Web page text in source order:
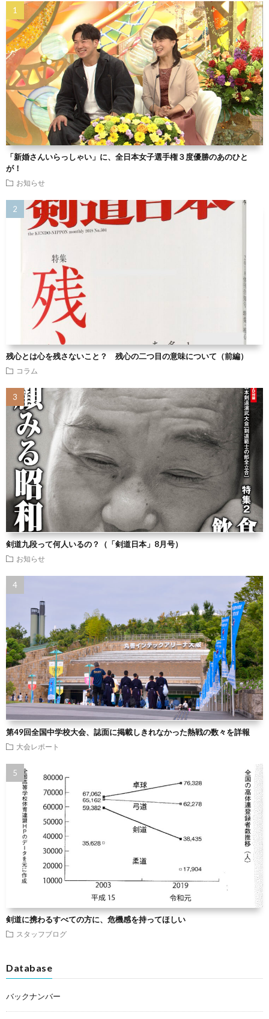
「新婚さんいらっしゃい」に、全日本女子選手権３度優勝のあのひと
が！
お知らせ
残心とは心を残さないこと？ 残心の二つ目の意味について（前編）
コラム
剣道九段って何人いるの？（「剣道日本」8月号）
お知らせ
第49回全国中学校大会、誌面に掲載しきれなかった熱戦の数々を詳報
大会レポート
剣道に携わるすべての方に、危機感を持ってほしい
スタッフブログ
Database
バックナンバー